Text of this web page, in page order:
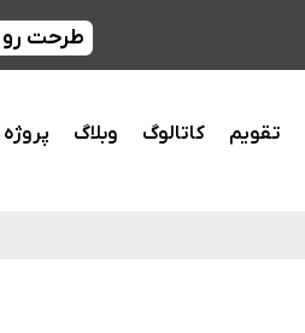
طرحت رو
تقویم کاتالوگ وبلاگ